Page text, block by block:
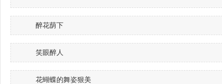
醉花荫下
笑眼醉人
花蝴蝶的舞姿狠美